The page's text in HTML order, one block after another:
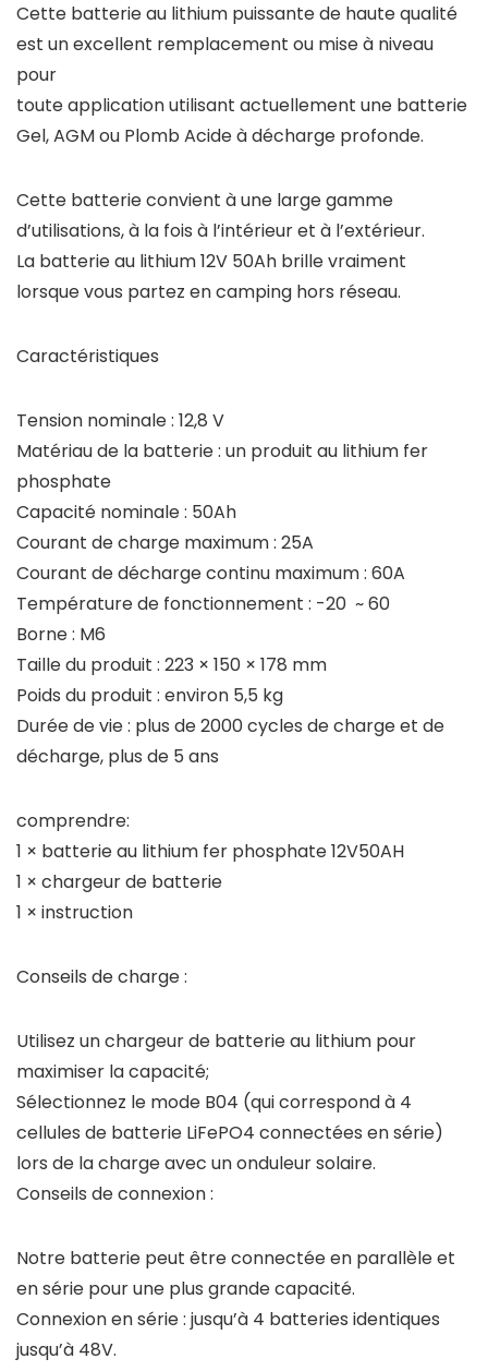
Cette batterie au lithium puissante de haute qualité
est un excellent remplacement ou mise à niveau
pour
toute application utilisant actuellement une batterie
Gel, AGM ou Plomb Acide à décharge profonde.
Cette batterie convient à une large gamme
d’utilisations, à la fois à l’intérieur et à l’extérieur.
La batterie au lithium 12V 50Ah brille vraiment
lorsque vous partez en camping hors réseau.
Caractéristiques
Tension nominale : 12,8 V
Matériau de la batterie : un produit au lithium fer
phosphate
Capacité nominale : 50Ah
Courant de charge maximum : 25A
Courant de décharge continu maximum : 60A
Température de fonctionnement : -20 ~ 60
Borne : M6
Taille du produit : 223 × 150 × 178 mm
Poids du produit : environ 5,5 kg
Durée de vie : plus de 2000 cycles de charge et de
décharge, plus de 5 ans
comprendre:
1 × batterie au lithium fer phosphate 12V50AH
1 × chargeur de batterie
1 × instruction
Conseils de charge :
Utilisez un chargeur de batterie au lithium pour
maximiser la capacité;
Sélectionnez le mode B04 (qui correspond à 4
cellules de batterie LiFePO4 connectées en série)
lors de la charge avec un onduleur solaire.
Conseils de connexion :
Notre batterie peut être connectée en parallèle et
en série pour une plus grande capacité.
Connexion en série : jusqu’à 4 batteries identiques
jusqu’à 48V.